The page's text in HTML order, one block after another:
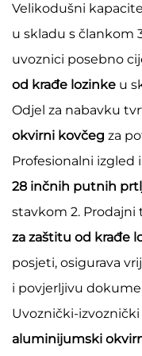
Velikodušni
u skladu s člankom
uvoznici posebno
od krađe lozinke u
Odjel za nabavku
okvirni kovčeg za
Profesionalni izgled
28 inčnih putnih
stavkom 2.
za zaštitu od krađe
posjeti, osigurava
i povjerljivu
Uvoznički-
aluminijumski